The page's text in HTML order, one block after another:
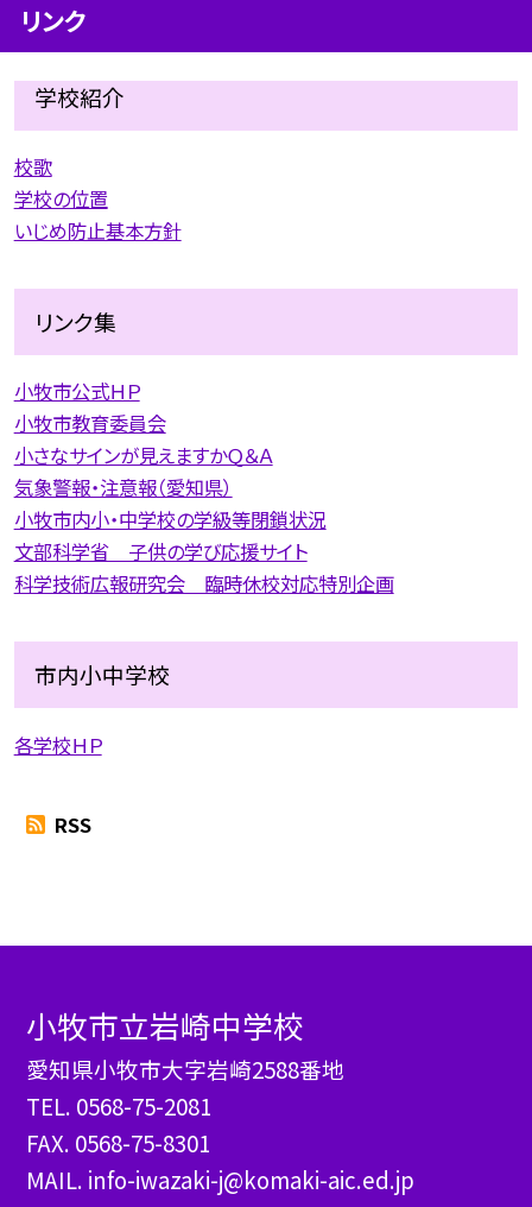
リンク
学校紹介
校歌
学校の位置
いじめ防止基本方針
リンク集
小牧市公式ＨＰ
小牧市教育委員会
小さなサインが見えますかＱ＆Ａ
気象警報・注意報（愛知県）
小牧市内小・中学校の学級等閉鎖状況
文部科学省 子供の学び応援サイト
科学技術広報研究会 臨時休校対応特別企画
市内小中学校
各学校ＨＰ
RSS
小牧市立岩崎中学校
愛知県小牧市大字岩崎2588番地
TEL. 0568-75-2081
FAX. 0568-75-8301
MAIL. info-iwazaki-j@komaki-aic.ed.jp